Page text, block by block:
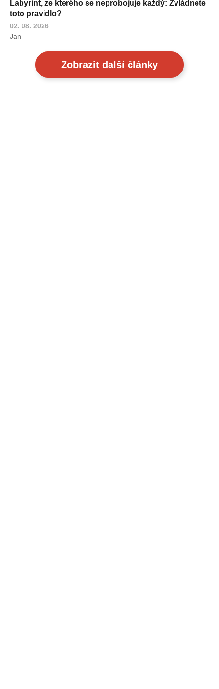
Labyrint, ze kterého se neprobojuje každý: Zvládnete
toto pravidlo?
02. 08. 2026
Jan
Zobrazit další články